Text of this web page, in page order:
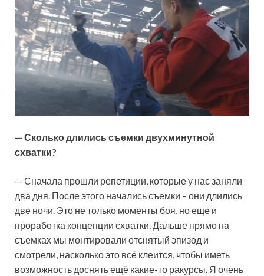
— Сколько длились съемки двухминутной
схватки?
— Сначала прошли репетиции, которые у нас заняли
два дня. После этого начались съемки – они длились
две ночи. Это не только моменты боя, но еще и
проработка концепции схватки. Дальше прямо на
съемках мы монтировали отснятый эпизод и
смотрели, насколько это всё клеится, чтобы иметь
возможность доснять ещё какие-то ракурсы. Я очень